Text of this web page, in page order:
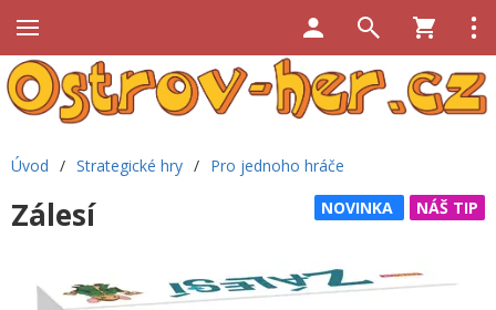
Úvod / Strategické hry / Pro jednoho hráče
NÁŠ TIP
NOVINKA
Zálesí